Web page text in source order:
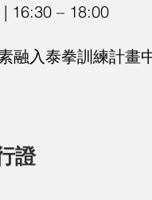
16:30 – 18:00
融入泰拳訓練計畫
證